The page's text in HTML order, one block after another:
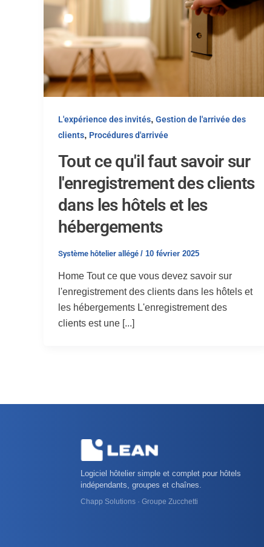
L'expérience des invités, Gestion de l'arrivée des
clients, Procédures d'arrivée
Tout ce qu'il faut savoir sur
l'enregistrement des clients
dans les hôtels et les
hébergements
Système hôtelier allégé / 10 février 2025
Home Tout ce que vous devez savoir sur
l'enregistrement des clients dans les hôtels et
les hébergements L'enregistrement des
clients est une [...]
Logiciel hôtelier simple et complet pour hôtels
indépendants, groupes et chaînes.
Chapp Solutions · Groupe Zucchetti